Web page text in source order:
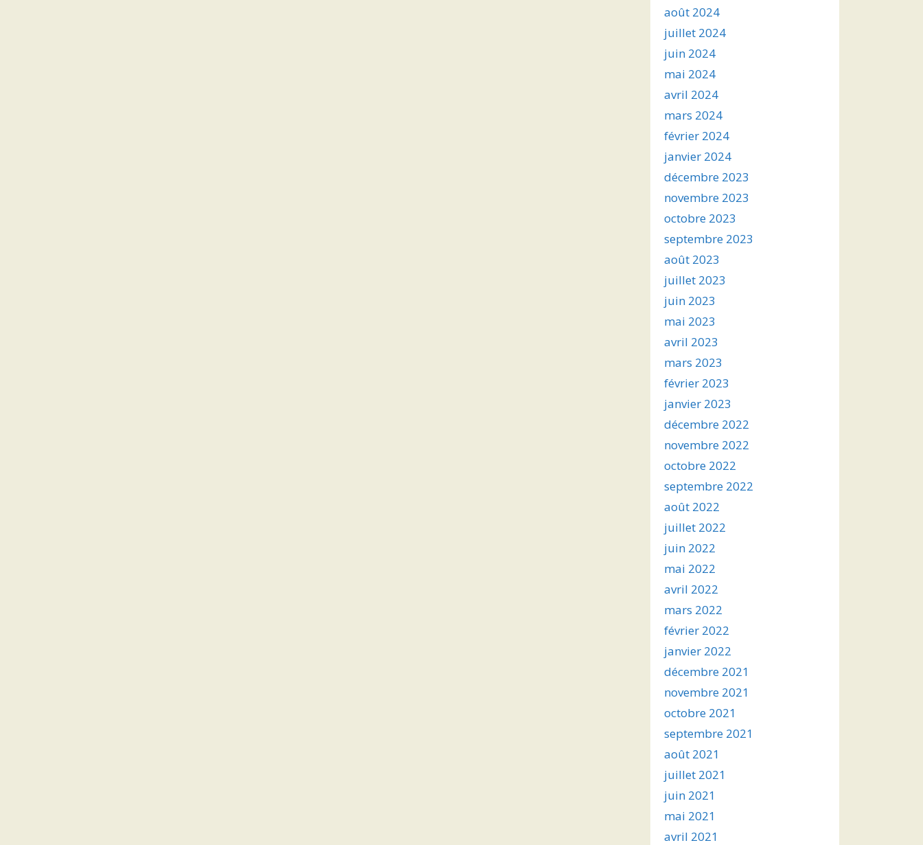
août 2024
juillet 2024
juin 2024
mai 2024
avril 2024
mars 2024
février 2024
janvier 2024
décembre 2023
novembre 2023
octobre 2023
septembre 2023
août 2023
juillet 2023
juin 2023
mai 2023
avril 2023
mars 2023
février 2023
janvier 2023
décembre 2022
novembre 2022
octobre 2022
septembre 2022
août 2022
juillet 2022
juin 2022
mai 2022
avril 2022
mars 2022
février 2022
janvier 2022
décembre 2021
novembre 2021
octobre 2021
septembre 2021
août 2021
juillet 2021
juin 2021
mai 2021
avril 2021